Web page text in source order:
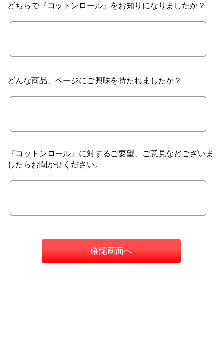
どちらで『コットンロール』をお知りになりましたか？
どんな商品、ページにご興味を持たれましたか？
『コットンロール』に対するご要望、ご意見などございま
したらお聞かせください。
確認画面へ